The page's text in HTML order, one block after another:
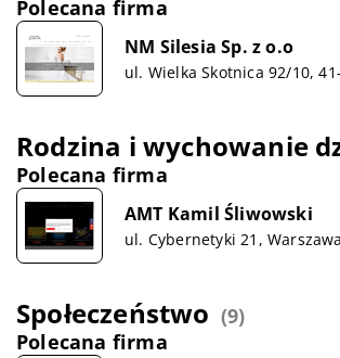
Polecana firma
NM Silesia Sp. z o.o
ul. Wielka Skotnica 92/10,
Rodzina i wychowanie
Polecana firma
AMT Kamil Śliwowski
ul. Cybernetyki 21, Warszawa
Społeczeństwo (9)
Polecana firma